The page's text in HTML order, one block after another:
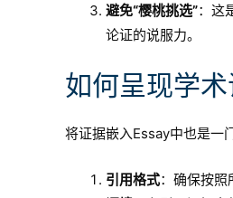
避免“樱桃挑选”：这
论证的说服力。
如何呈现学
将证据嵌入Essay中也是一
引用格式：确保按照